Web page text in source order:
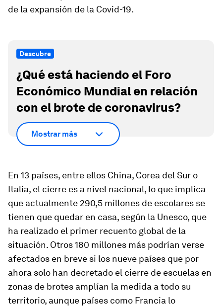
de la expansión de la Covid-19.
Descubre
¿Qué está haciendo el Foro
Económico Mundial en relación
con el brote de coronavirus?
Mostrar más
En 13 países, entre ellos China, Corea del Sur o
Italia, el cierre es a nivel nacional, lo que implica
que actualmente 290,5 millones de escolares se
tienen que quedar en casa, según la Unesco, que
ha realizado el primer recuento global de la
situación. Otros 180 millones más podrían verse
afectados en breve si los nueve países que por
ahora solo han decretado el cierre de escuelas en
zonas de brotes amplían la medida a todo su
territorio, aunque países como Francia lo